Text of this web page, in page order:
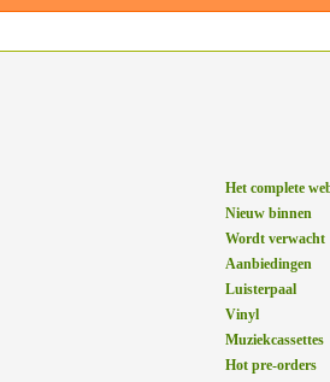
Het complete
Nieuw binnen
Wordt verwacht
Aanbiedingen
Luisterpaal
Vinyl
Muziekcassettes
Hot pre-orders